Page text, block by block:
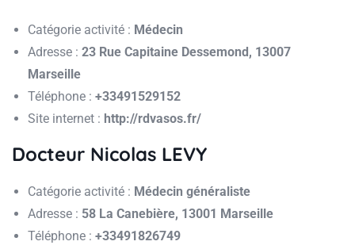
Catégorie activité : Médecin
Adresse : 23 Rue Capitaine Dessemond, 13007
Marseille
Téléphone : +33491529152
Site internet : http://rdvasos.fr/
Docteur Nicolas LEVY
Catégorie activité : Médecin généraliste
Adresse : 58 La Canebière, 13001 Marseille
Téléphone : +33491826749